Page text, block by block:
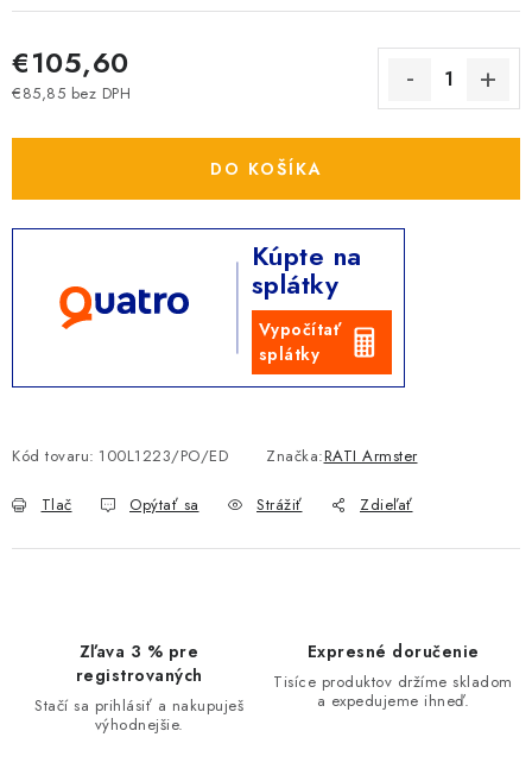
€105,60
€85,85 bez DPH
DO KOŠÍKA
Kúpte na
splátky
Vypočítať
splátky
Kód tovaru: 100L1223/PO/ED Značka:RATI Armster
Tlač Opýtať sa Strážiť Zdieľať
Zľava 3 % pre
registrovaných
Stačí sa prihlásiť a nakupuješ
výhodnejšie.
Expresné doručenie
Tisíce produktov držíme skladom
a expedujeme ihneď.